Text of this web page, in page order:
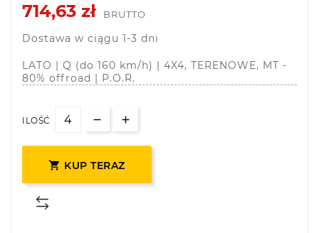
714,63 zł
BRUTTO
Dostawa w ciągu 1-3 dni
LATO | Q (do 160 km/h) | 4X4, TERENOWE, MT -
80% offroad | P.O.R.
ILOŚĆ
 KUP TERAZ